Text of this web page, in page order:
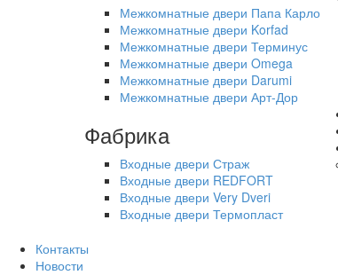
Межкомнатные двери Папа Карло
Межкомнатные двери Korfad
Межкомнатные двери Терминус
Межкомнатные двери Omega
Межкомнатные двери Darumi
Межкомнатные двери Арт-Дор
Фабрика
Входные двери Страж
Входные двери REDFORT
Входные двери Very Dveri
Входные двери Термопласт
Контакты
Новости